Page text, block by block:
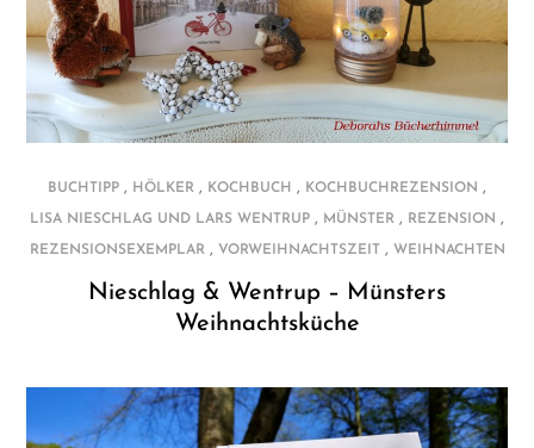
BUCHTIPP , HÖLKER , KOCHBUCH , KOCHBUCHREZENSION ,
LISA NIESCHLAG UND LARS WENTRUP , MÜNSTER , REZENSION ,
REZENSIONSEXEMPLAR, VORWEIHNACHTSZEIT, WEIHNACHTEN
Nieschlag & Wentrup – Münsters
Weihnachtsküche